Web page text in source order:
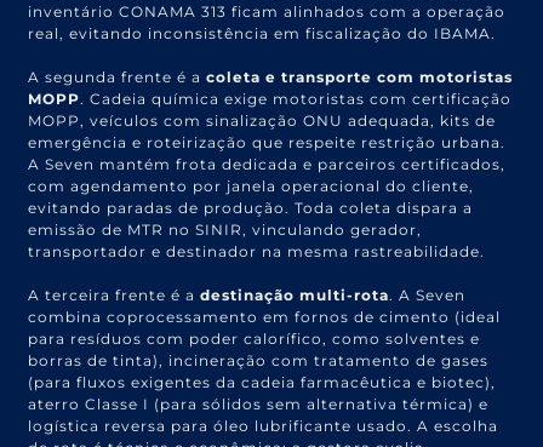
inventário CONAMA 313 ficam alinhados com a operação
real, evitando inconsistência em fiscalização do IBAMA.
A segunda frente é acoleta e transporte com motoristas
MOPP. Cadeia química exige motoristas com certificação
MOPP, veículos com sinalização ONU adequada, kits de
emergência e roteirização que respeite restrição urbana.
A Seven mantém frota dedicada e parceiros certificados,
com agendamento por janela operacional do cliente,
evitando paradas de produção. Toda coleta dispara a
emissão de MTR no SINIR, vinculando gerador,
transportador e destinador na mesma rastreabilidade.
A terceira frente é adestinação multi-rota. A Seven
combina coprocessamento em fornos de cimento (ideal
para resíduos com poder calorífico, como solventes e
borras de tinta), incineração com tratamento de gases
(para fluxos exigentes da cadeia farmacêutica e biotec),
aterro Classe I (para sólidos sem alternativa térmica) e
logística reversa para óleo lubrificante usado. A escolha